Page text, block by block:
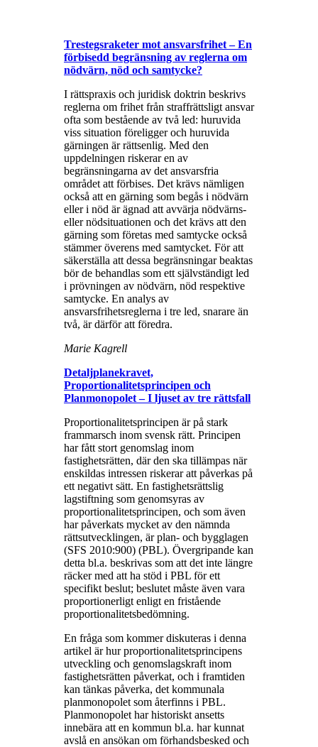
Trestegsraketer mot ansvarsfrihet – En
förbisedd begränsning av reglerna om
nödvärn, nöd och samtycke?
I rättspraxis och juridisk doktrin beskrivs
reglerna om frihet från straffrättsligt ansvar
ofta som bestående av två led: huruvida
viss situation föreligger och huruvida
gärningen är rättsenlig. Med den
uppdelningen riskerar en av
begränsningarna av det ansvarsfria
området att förbises. Det krävs nämligen
också att en gärning som begås i nödvärn
eller i nöd är ägnad att avvärja nödvärns-
eller nödsituationen och det krävs att den
gärning som företas med samtycke också
stämmer överens med samtycket. För att
säkerställa att dessa begränsningar beaktas
bör de behandlas som ett självständigt led
i prövningen av nödvärn, nöd respektive
samtycke. En analys av
ansvarsfrihetsreglerna i tre led, snarare än
två, är därför att föredra.
Marie Kagrell
Detaljplanekravet,
Proportionalitetsprincipen och
Planmonopolet – I ljuset av tre rättsfall
Proportionalitetsprincipen är på stark
frammarsch inom svensk rätt. Principen
har fått stort genomslag inom
fastighetsrätten, där den ska tillämpas när
enskildas intressen riskerar att påverkas på
ett negativt sätt. En fastighetsrättslig
lagstiftning som genomsyras av
proportionalitetsprincipen, och som även
har påverkats mycket av den nämnda
rättsutvecklingen, är plan- och bygglagen
(SFS 2010:900) (PBL). Övergripande kan
detta bl.a. beskrivas som att det inte längre
räcker med att ha stöd i PBL för ett
specifikt beslut; beslutet måste även vara
proportionerligt enligt en fristående
proportionalitetsbedömning.
En fråga som kommer diskuteras i denna
artikel är hur proportionalitetsprincipens
utveckling och genomslagskraft inom
fastighetsrätten påverkat, och i framtiden
kan tänkas påverka, det kommunala
planmonopolet som återfinns i PBL.
Planmonopolet har historiskt ansetts
innebära att en kommun bl.a. har kunnat
avslå en ansökan om förhandsbesked och